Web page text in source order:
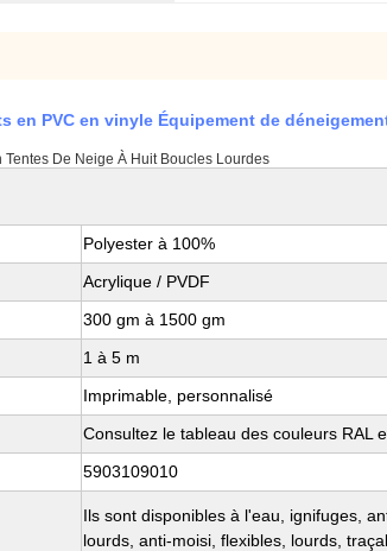
en PVC en vinyle Équipement de
De Neige À Huit Boucles Lourdes
Polyester à 100%
Acrylique / PVDF
300 gm à 1500 gm
1 à 5 m
Imprimable, personnalisé
Consultez le tableau des couleurs RAL
5903109010
Ils sont disponibles à l'eau, ignifuges,
lourds, anti-moisi, flexibles, lourds,